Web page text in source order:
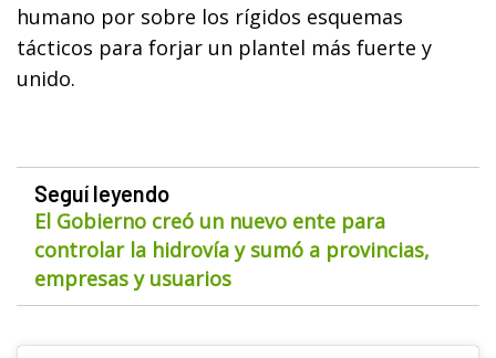
humano por sobre los rígidos esquemas
tácticos para forjar un plantel más fuerte y
unido.
Seguí leyendo
El Gobierno creó un nuevo ente para
controlar la hidrovía y sumó a provincias,
empresas y usuarios